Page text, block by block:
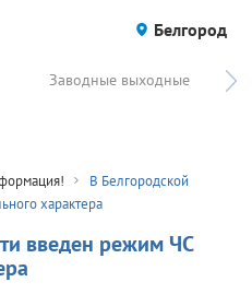
Белгород
Заводные выходные
В Белгородской
характера
введен режим ЧС